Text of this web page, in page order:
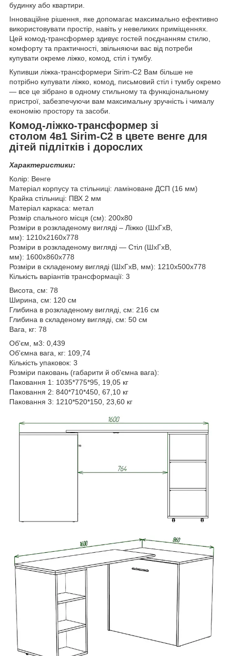
будинку або квартири.
Інноваційне рішення, яке допомагає максимально ефективно
використовувати простір, навіть у невеликих приміщеннях.
Цей комод-трансформер здивує гостей поєднанням стилю,
комфорту та практичності, звільняючи вас від потреби
купувати окреме ліжко, комод, стіл і тумбу.
Купивши ліжка-трансформери Sirim-C2 Вам більше не
потрібно купувати ліжко, комод, письмовий стіл і тумбу окремо
— все це зібрано в одному стильному та функціональному
пристрої, забезпечуючи вам максимальну зручність і чималу
економію простору та засоби.
Комод-ліжко-трансформер зі
столом 4в1 Sirim-C2 в цвете венге для
дітей підлітків і дорослих
Характеристики:
Колір: Венге
Матеріал корпусу та стільниці: ламіноване ДСП (16 мм)
Крайка стільниці: ПВХ 2 мм
Матеріал каркаса: метал
Розмір спального місця (см): 200х80
Розміри в розкладеному вигляді – Ліжко (ШхГхВ,
мм): 1210х2160х778
Розміри в розкладеному вигляді — Стіл (ШхГхВ,
мм): 1600х860х778
Розміри в складеному вигляді (ШхГхВ, мм): 1210х500х778
Кількість варіантів трансформації: 3
Висота, см: 78
Ширина, см: 120 см
Глибина в розкладеному вигляді, см: 216 см
Глибина в складеному вигляді, см: 50 см
Вага, кг: 78
Об'єм, м3: 0,439
Об'ємна вага, кг: 109,74
Кількість упаковок: 3
Розміри паковань (габарити й об'ємна вага):
Паковання 1: 1035*775*95, 19,05 кг
Паковання 2: 840*710*450, 67,10 кг
Паковання 3: 1210*520*150, 23,60 кг